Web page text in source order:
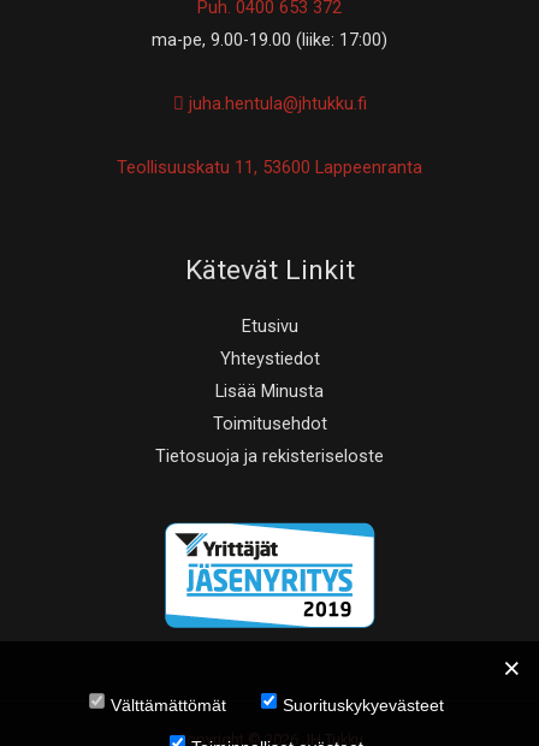
Puh. 0400 653 372
ma-pe, 9.00-19.00 (liike: 17:00)
juha.hentula@jhtukku.fi
Teollisuuskatu 11, 53600 Lappeenranta
Kätevät Linkit
Etusivu
Yhteystiedot
Lisää Minusta
Toimitusehdot
Tietosuoja ja rekisteriseloste
Copyright © 2026 JH Tukku
Välttämättömät Suorituskykyevästeet